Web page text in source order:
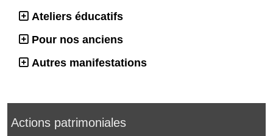
Ateliers éducatifs
Pour nos anciens
Autres manifestations
Actions patrimoniales